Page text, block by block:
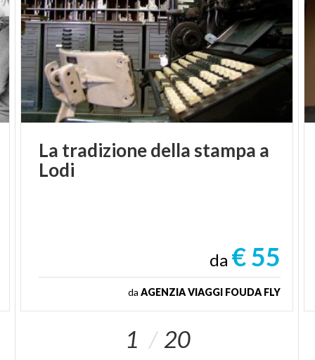
La tradizionedella stampa a
Lodi
da € 55
da AGENZIA VIAGGI FOUDA FLY
1 20